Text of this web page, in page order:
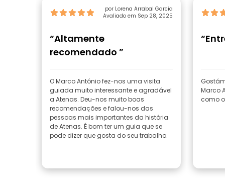
por Lorena Arrabal Garcia
Avaliado em Sep 28, 2025
“Altamente
recomendado ”
O Marco António fez-nos uma visita
guiada muito interessante e agradável
a Atenas. Deu-nos muito boas
recomendações e falou-nos das
pessoas mais importantes da história
de Atenas. É bom ter um guia que se
pode dizer que gosta do seu trabalho.
Marco
como